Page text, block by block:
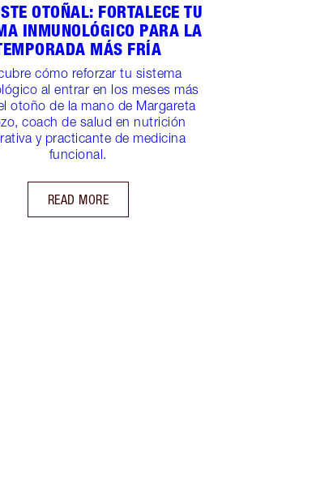
OTOÑAL: FORTALECE TU
INMUNOLÓGICO PARA LA
MÁS FRÍA
cómo reforzar tu sistema
al entrar en los meses más
otoño de la mano de Margareta
coach de salud en nutrición
y practicante de medicina
funcional.
READ MORE